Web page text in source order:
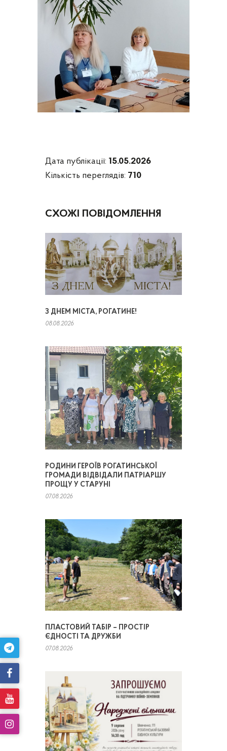
Дата публікації: 15.05.2026
Кількість переглядів: 710
СХОЖІ ПОВІДОМЛЕННЯ
З ДНЕМ МІСТА, РОГАТИНЕ!
08.08.2026
РОДИНИ ГЕРОЇВ РОГАТИНСЬКОЇ
ГРОМАДИ ВІДВІДАЛИ ПАТРІАРШУ
ПРОЩУ У СТАРУНІ
07.08.2026
ПЛАСТОВИЙ ТАБІР – ПРОСТІР
ЄДНОСТІ ТА ДРУЖБИ
07.08.2026